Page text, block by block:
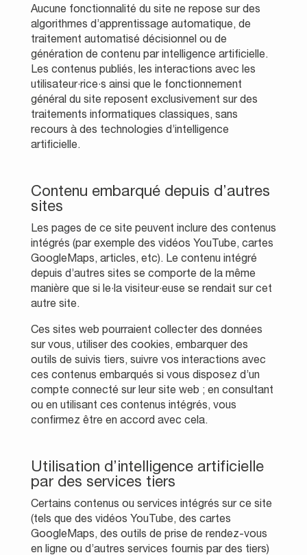
Aucune fonctionnalité du site ne repose sur des
algorithmes d’apprentissage automatique, de
traitement automatisé décisionnel ou de
génération de contenu par intelligence artificielle.
Les contenus publiés, les interactions avec les
utilisateur·rice·s ainsi que le fonctionnement
général du site reposent exclusivement sur des
traitements informatiques classiques, sans
recours à des technologies d’intelligence
artificielle.
Contenu embarqué depuis d’autres
sites
Les pages de ce site peuvent inclure des contenus
intégrés (par exemple des vidéos YouTube, cartes
GoogleMaps, articles, etc). Le contenu intégré
depuis d’autres sites se comporte de la même
manière que si le·la visiteur·euse se rendait sur cet
autre site.
Ces sites web pourraient collecter des données
sur vous, utiliser des cookies, embarquer des
outils de suivis tiers, suivre vos interactions avec
ces contenus embarqués si vous disposez d’un
compte connecté sur leur site web ; en consultant
ou en utilisant ces contenus intégrés, vous
confirmez être en accord avec cela.
Utilisation d’intelligence artificielle
par des services tiers
Certains contenus ou services intégrés sur ce site
(tels que des vidéos YouTube, des cartes
GoogleMaps, des outils de prise de rendez-vous
en ligne ou d’autres services fournis par des tiers)